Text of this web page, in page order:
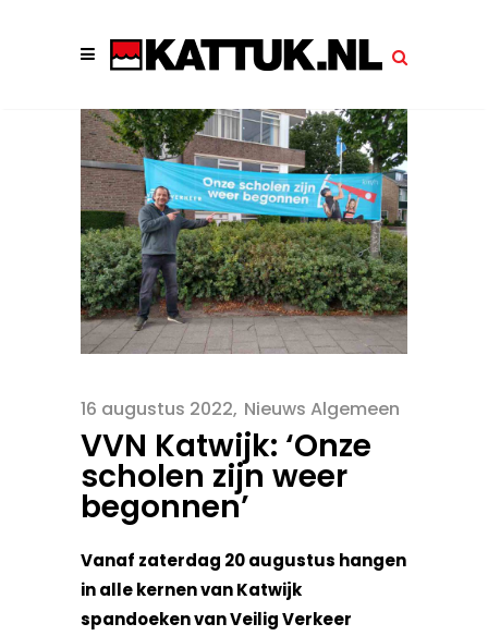
16 augustus 2022 Nieuws Algemeen
VVN Katwijk: ‘Onze
scholen zijn weer
begonnen’
Vanaf zaterdag 20 augustus hangen
in alle kernen van Katwijk
spandoeken van Veilig Verkeer